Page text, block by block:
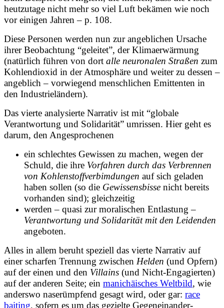
heutzutage nicht mehr so viel Luft bekämen wie noch
vor einigen Jahren – p. 108.
Diese Personen werden nun zur angeblichen Ursache
ihrer Beobachtung “geleitet”, der Klimaerwärmung
(natürlich führen von dort alle neuronalen Straßen zum
Kohlendioxid in der Atmosphäre und weiter zu dessen –
angeblich – vorwiegend menschlichen Emittenten in
den Industrieländern).
Das vierte analysierte Narrativ ist mit “globale
Verantwortung und Solidarität” umrissen. Hier geht es
darum, den Angesprochenen
ein schlechtes Gewissen zu machen, wegen der
Schuld, die ihre Vorfahren durch das Verbrennen
von Kohlenstoffverbimdungen auf sich geladen
haben sollen (so die Gewissensbisse nicht bereits
vorhanden sind); gleichzeitig
werden – quasi zur moralischen Entlastung –
Verantwortung und Solidarität mit den Leidenden
angeboten.
Alles in allem beruht speziell das vierte Narrativ auf
einer scharfen Trennung zwischen Helden (und Opfern)
auf der einen und den Villains (und Nicht-Engagierten)
auf der anderen Seite; ein manichäisches Weltbild, wie
anderswo naserümpfend gesagt wird, oder gar: race
baiting, sofern es um das gezielte Gegeneinander-